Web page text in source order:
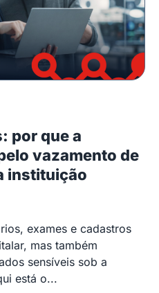
por que a
vazamento de
instituição
exames e cadastros
mas também
sensíveis sob a
está o...